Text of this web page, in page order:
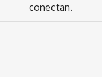
conectan.